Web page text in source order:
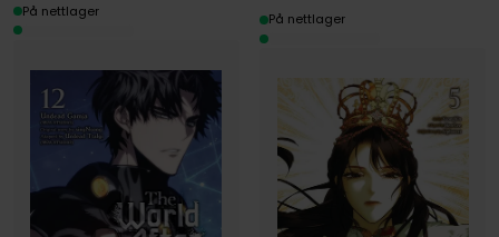
På nettlager
På nettlager